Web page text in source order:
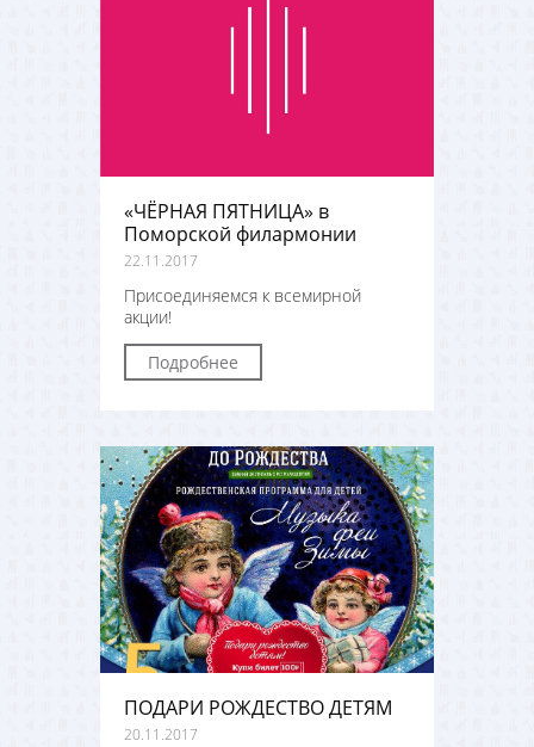
«ЧЁРНАЯ ПЯТНИЦА» в
Поморской филармонии
22.11.2017
Присоединяемся к всемирной
акции!
Подробнее
ПОДАРИ РОЖДЕСТВО ДЕТЯМ
20.11.2017